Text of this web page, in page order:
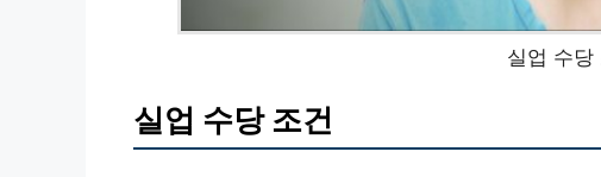
실업 수당
실업 수당 조건